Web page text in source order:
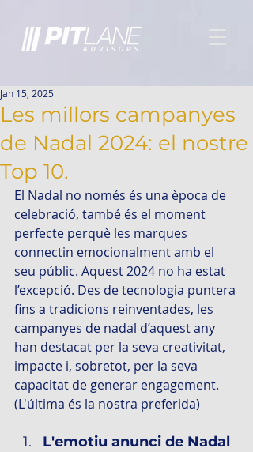
Les millors campanyes
de Nadal 2024: el nostre
Top 10.
Jan 15, 2025
El Nadal no només és una època de
celebració, també és el moment
perfecte perquè les marques
connectin emocionalment amb el
seu públic. Aquest 2024 no ha estat
l’excepció. Des de tecnologia puntera
fins a tradicions reinventades, les
campanyes de nadal d’aquest any
han destacat per la seva creativitat,
impacte i, sobretot, per la seva
capacitat de generar engagement.
(L'última és la nostra preferida)
L'emotiu anunci de Nadal